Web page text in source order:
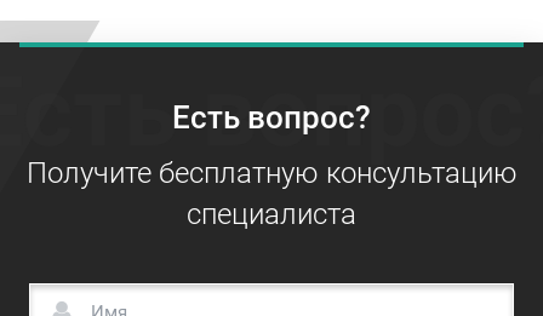
Есть вопрос?
Получите бесплатную консультацию
специалиста